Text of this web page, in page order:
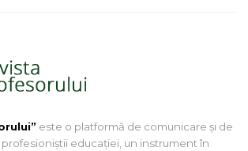
este o platformă de comunicare și de
educației, un instrument în